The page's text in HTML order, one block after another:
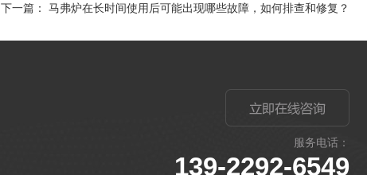
下一篇： 马弗炉在长时间使用后可能出现哪些故障，如何排查和修复？
服务电话：
139-2292-6549